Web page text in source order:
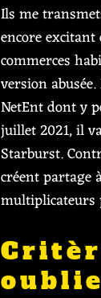
Ils me
encore
commerces
version
NetEnt dont y
juillet 2021, il
Starburst.
créent partage
multiplicateurs